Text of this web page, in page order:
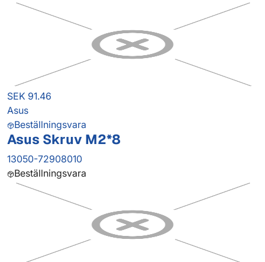
SEK 91.46
Asus
Beställningsvara
Asus Skruv M2*8
13050-72908010
Beställningsvara